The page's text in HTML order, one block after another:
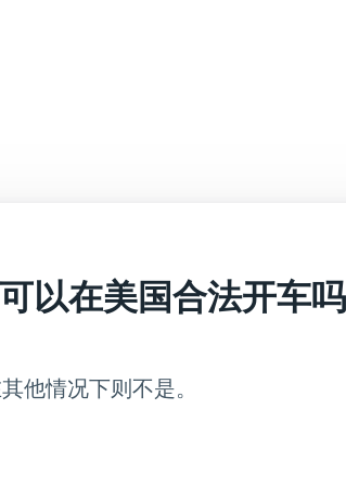
以在美国合法开车
他情况下则不是。